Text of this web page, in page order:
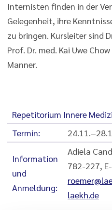
Internisten finden in der
Gelegenheit, ihre
zu bringen. Kursleiter sind
Prof. Dr. med. Kai Uwe
Manner.
Repetitorium Innere
Termin:
Information
und
Anmeldung:
Adiela
782-227,
laekh.de